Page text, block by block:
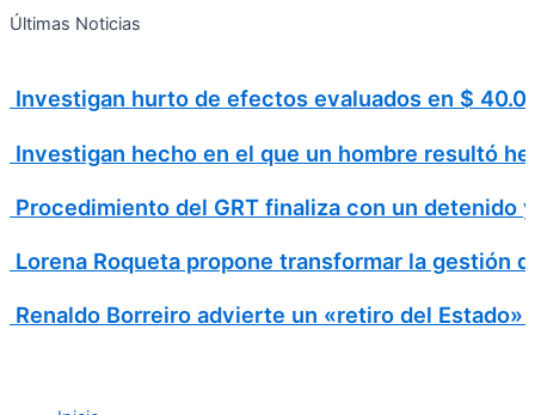
Ir
Últimas Noticias
Investigan hurto de efectos evaluados en $
Investigan hecho en el que un hombre resultó
Procedimiento del GRT finaliza con un detenido
Lorena Roqueta propone transformar la gestión
Renaldo Borreiro advierte un «retiro del
Search